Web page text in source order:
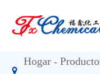
Hogar